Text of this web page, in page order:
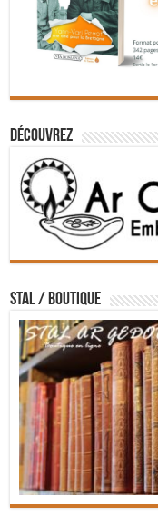
Découvrez
STAL / BOUTIQUE